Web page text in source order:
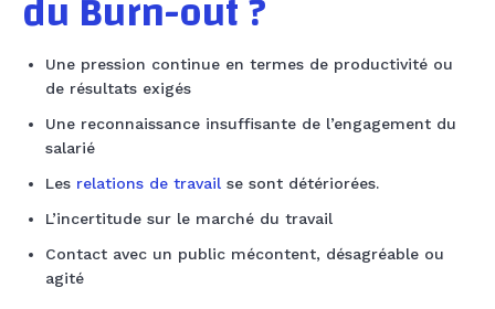
Une pression continue en termes de productivité ou
de résultats exigés
Une reconnaissance insuffisante de l’engagement du
salarié
Les relations de travail se sont détériorées.
L’incertitude sur le marché du travail
Contact avec un public mécontent, désagréable ou
agité